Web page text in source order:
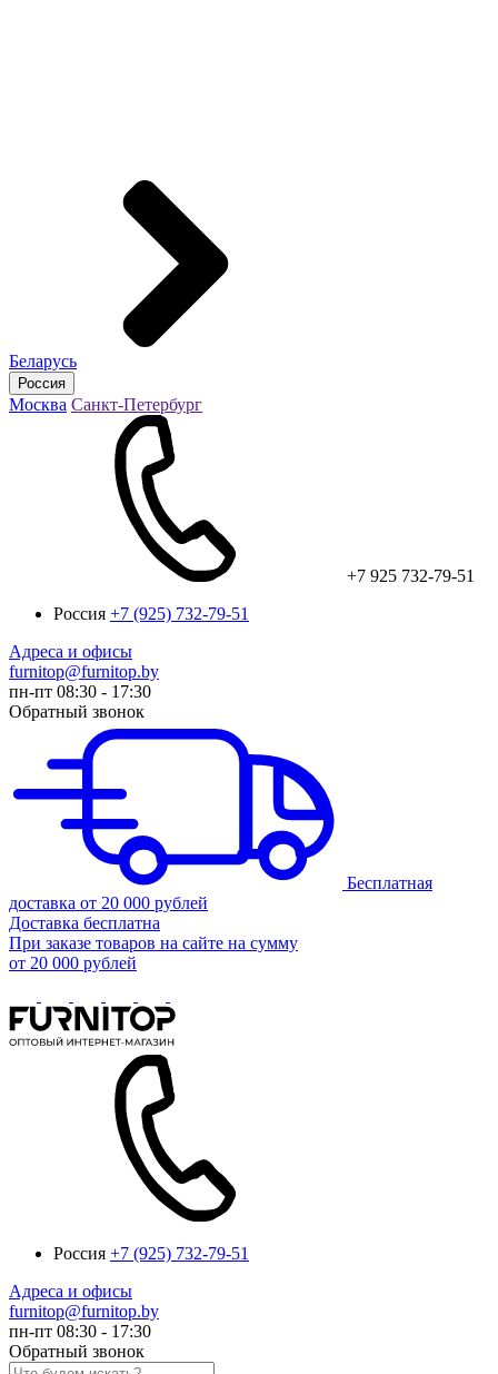
Беларусь
Россия
Москва Санкт-Петербург
+7 925 732-79-51
Россия +7 (925) 732-79-51
Адреса и офисы
furnitop@furnitop.by
пн-пт 08:30 - 17:30
Обратный звонок
Бесплатная
доставка от 20 000 рублей
Доставка бесплатна
При заказе товаров на сайте на сумму
от 20 000 рублей
Россия +7 (925) 732-79-51
Адреса и офисы
furnitop@furnitop.by
пн-пт 08:30 - 17:30
Обратный звонок